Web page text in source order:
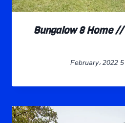
Bungalow 8 Home
5 February، 2022